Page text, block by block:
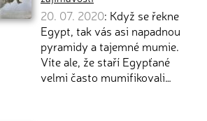
20. 07. 2020: Když se řekne
Egypt, tak vás asi napadnou
pyramidy a tajemné mumie.
Víte ale, že staří Egypťané
velmi často mumifikovali…